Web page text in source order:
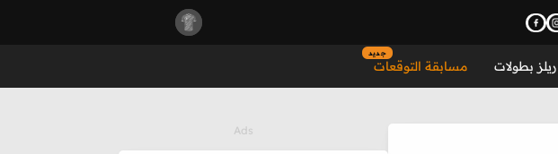
ريلز بطولات مسابقة التوقعات
جديد